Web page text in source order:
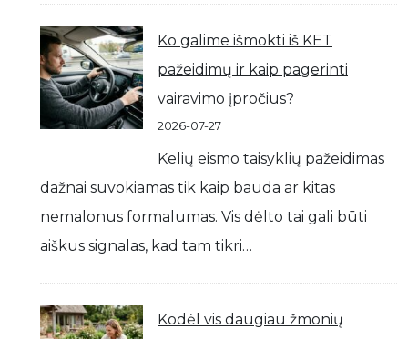
Ko galime išmokti iš KET
pažeidimų ir kaip pagerinti
vairavimo įpročius?
2026-07-27
Kelių eismo taisyklių pažeidimas
dažnai suvokiamas tik kaip bauda ar kitas
nemalonus formalumas. Vis dėlto tai gali būti
aiškus signalas, kad tam tikri…
Kodėl vis daugiau žmonių